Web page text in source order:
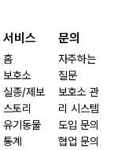
서비스
홈
보호소
실종/제보
스토리
유기동물
통계
문의
자주하는
질문
보호소 관
리 시스템
도입 문의
협업 문의